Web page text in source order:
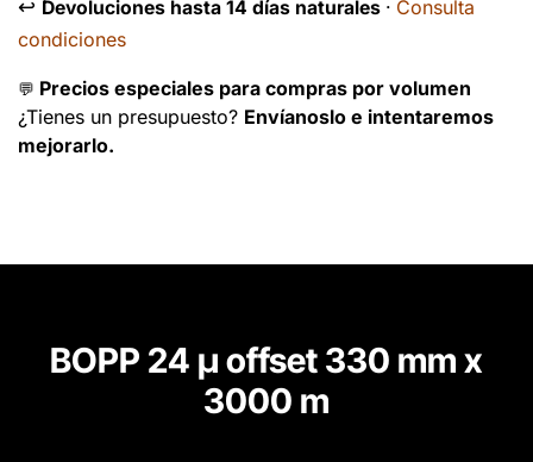
↩️ Devoluciones hasta 14 días naturales · Consulta
condiciones
💬 Precios especiales para compras por volumen
¿Tienes un presupuesto? Envíanoslo e intentaremos
mejorarlo.
BOPP 24 µ offset 330 mm x
3000 m